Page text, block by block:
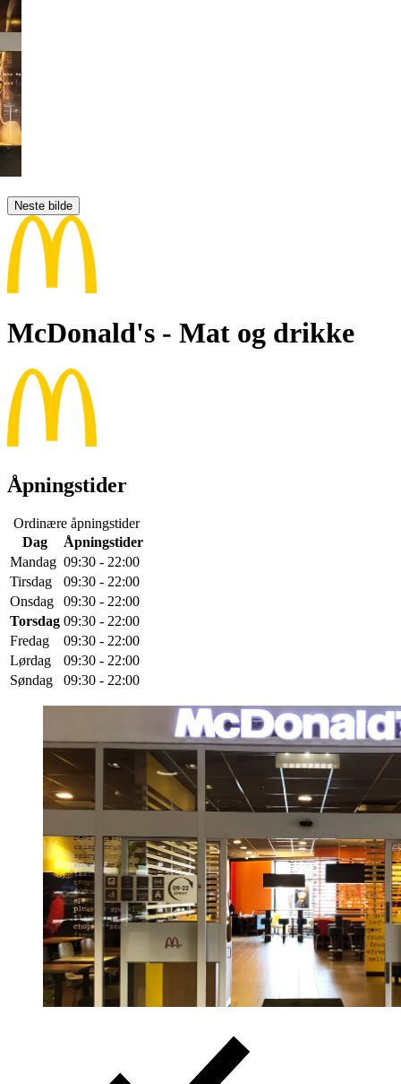
Neste bilde
McDonald's - Mat og drikke
Åpningstider
Ordinære åpningstider
Dag
Åpningstider
Mandag 09:30 - 22:00
Tirsdag
09:30 - 22:00
Onsdag
09:30 - 22:00
Torsdag 09:30 - 22:00
Fredag
09:30 - 22:00
Lørdag
09:30 - 22:00
Søndag
09:30 - 22:00